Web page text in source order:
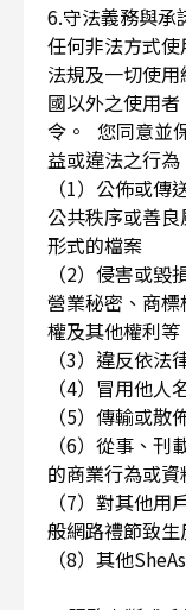
6.守法義務與
任何非法方式
法規及一切使
國以外之使用
令。 您同意並
益或違法之行
（1）公佈或
公共秩序或善
形式的檔案
（2）侵害或
營業秘密、商
權及其他權利等
（3）違反依
（4）冒用他人
（5）傳輸或散
（6）從事、
的商業行為或資
（7）對其他
般網路禮節致
（8）其他